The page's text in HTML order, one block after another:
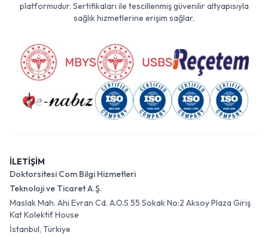
platformudur. Sertifikaları ile tescillenmiş güvenilir altyapısıyla
sağlık hizmetlerine erişim sağlar.
İLETİŞİM
Doktorsitesi Com Bilgi Hizmetleri
Teknoloji ve Ticaret A.Ş.
Maslak Mah. Ahi Evran Cd. A.O.S 55 Sokak No:2 Aksoy Plaza Giriş
Kat Kolektif House
İstanbul, Türkiye